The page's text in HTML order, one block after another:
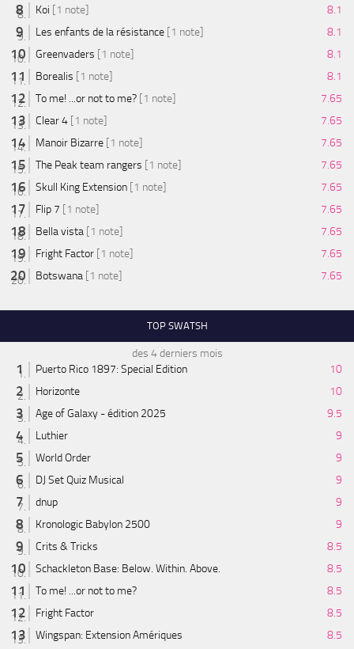
Koi [1 note]
8.1
Les enfants de la résistance [1 note]
8.1
Greenvaders [1 note]
8.1
Borealis [1 note]
8.1
To me! ...or not to me? [1 note]
7.65
Clear 4 [1 note]
7.65
Manoir Bizarre [1 note]
7.65
The Peak team rangers [1 note]
7.65
Skull King Extension [1 note]
7.65
Flip 7 [1 note]
7.65
Bella vista [1 note]
7.65
Fright Factor [1 note]
7.65
Botswana [1 note] 7.65
TOP SWATSH
des 4 derniers mois
Puerto Rico 1897: Special Edition
10
Horizonte
10
Age of Galaxy - édition 2025
9.5
Luthier
9
World Order
9
DJ Set Quiz Musical
9
dnup
9
Kronologic Babylon 2500
9
Crits & Tricks
8.5
Schackleton Base: Below. Within. Above.
8.5
To me! ...or not to me?
8.5
Fright Factor
8.5
Wingspan: Extension Amériques
8.5